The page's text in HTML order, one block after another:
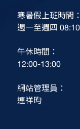
寒暑假上班時間：
午休時間：
網站管理員：